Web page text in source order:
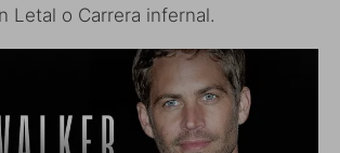
Letal o Carrera infernal.